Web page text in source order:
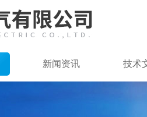
新闻资讯 技术